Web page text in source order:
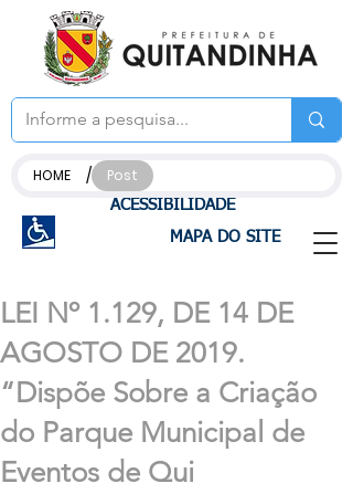
ACESSIBILIDADE
MAPA DO SITE
HOME / Post
LEI Nº 1.129, DE 14 DE
AGOSTO DE 2019.
“Dispõe Sobre a Criação
do Parque Municipal de
Eventos de Qui